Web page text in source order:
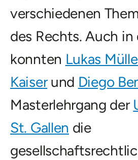
verschiedenen
des Rechts. Auch in
konnten Lukas
Kaiserund Diego
Masterlehrgang der
St. Gallen die